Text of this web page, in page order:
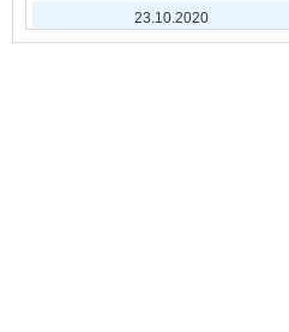
23.10.2020